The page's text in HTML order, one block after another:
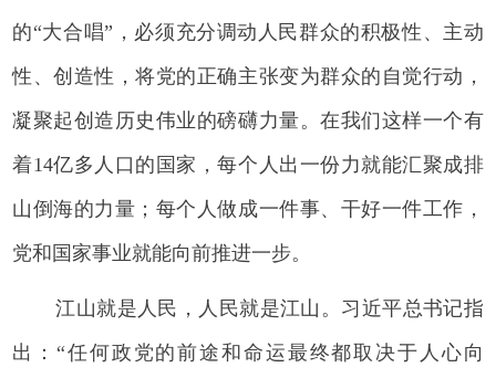
的“大合唱”，必须充分调动人民群众的积极性、主动
性、创造性，将党的正确主张变为群众的自觉行动，
凝聚起创造历史伟业的磅礴力量。在我们这样一个有
着14亿多人口的国家，每个人出一份力就能汇聚成排
山倒海的力量；每个人做成一件事、干好一件工作，
党和国家事业就能向前推进一步。
江山就是人民，人民就是江山。习近平总书记指
出：“任何政党的前途和命运最终都取决于人心向